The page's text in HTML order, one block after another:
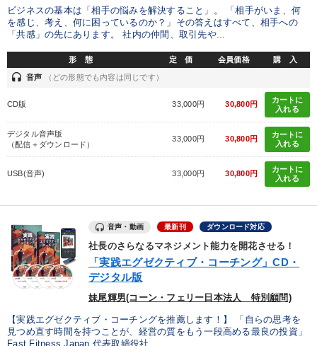
ビジネスの基本は「相手の悩みを解決すること」。 「相手がいま、何
を感じ、考え、何に困っているのか？」その答えはすべて、相手への
「共感」の先にあります。 社内の仲間、取引先や...
形 態 定 価 会員価格 購 入
headset 音声 （どの形態でも内容は同じです）
CD版 33,000円 30,800円
カートに
入れる
デジタル音声版
（配信＋ダウンロード）
33,000円 30,800円
カートに
入れる
USB(音声) 33,000円 30,800円
カートに
入れる
音声・動画 最新刊 ダウンロード対応
社長のさらなるマネジメント能力を開花させる！
「実践エグゼクティブ・コーチング」CD・
デジタル版
妹尾輝男(コーン・フェリー日本法人 特別顧問)
【実践エグゼクティブ・コーチングを推薦します！】 「自らの思考を
見つめ直す時間を持つことが、経営の質をもう一段高める最良の投資」
Fast Fitness Japan 代表取締役社...